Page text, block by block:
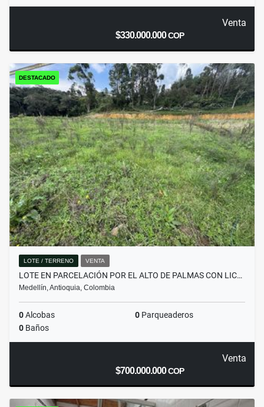
Venta
$330.000.000COP
DESTACADO
LOTE / TERRENO VENTA
LOTE EN PARCELACIÓN POR EL ALTO DE PALMAS CON LIC…
Medellín, Antioquia, Colombia
0Alcobas 0 Parqueaderos
0 Baños
Venta
$700.000.000COP